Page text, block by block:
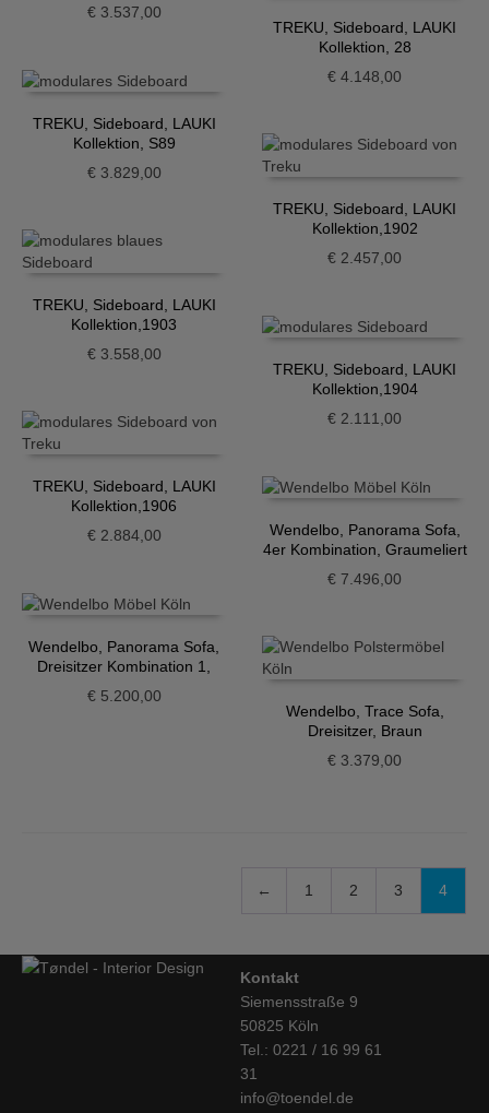
€3.537,00
TREKU, Sideboard, LAUKI
Kollektion, 28
€ 4.148,00
TREKU, Sideboard, LAUKI
Kollektion, S89
€3.829,00
TREKU, Sideboard, LAUKI
Kollektion,1902
€ 2.457,00
TREKU, Sideboard, LAUKI
Kollektion,1903
€3.558,00
TREKU, Sideboard, LAUKI
Kollektion,1904
€ 2.111,00
TREKU, Sideboard, LAUKI
Kollektion,1906
€2.884,00
Wendelbo, Panorama Sofa,
4er Kombination, Graumeliert
€ 7.496,00
Wendelbo, Panorama Sofa,
Dreisitzer Kombination 1,
€5.200,00
Wendelbo, Trace Sofa,
Dreisitzer, Braun
€ 3.379,00
← 1 2 3 4
Kontakt
Siemensstraße 9
50825 Köln
Tel.: 0221 / 16 99 61
31
info@toendel.de